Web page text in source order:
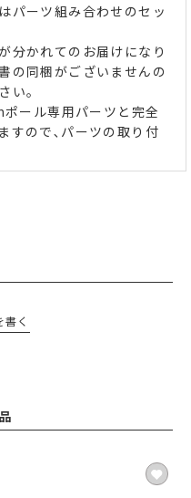
パーツ組み合わせのセッ
分かれてのお届けになり
の同梱がございませんの
い｡
ール専用パーツと完全
すので､パーツの取り付
書く